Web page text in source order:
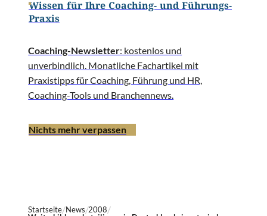
Wissen für Ihre Coaching- und Führungs-
Praxis
Coaching-Newsletter: kostenlos und
unverbindlich. Monatliche Fachartikel mit
Praxistipps für Coaching, Führung und HR,
Coaching-Tools und Branchennews.
Nichts mehr verpassen
Startseite News 2008